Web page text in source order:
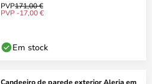
PVP171,00 €
PVP -17,00 €
Em stock
Candeeiro de parede exterior Aleria em